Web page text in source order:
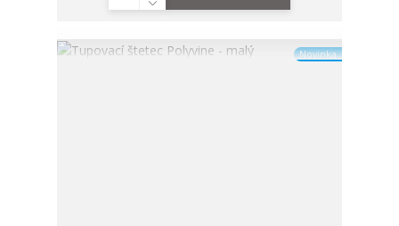
Novinka